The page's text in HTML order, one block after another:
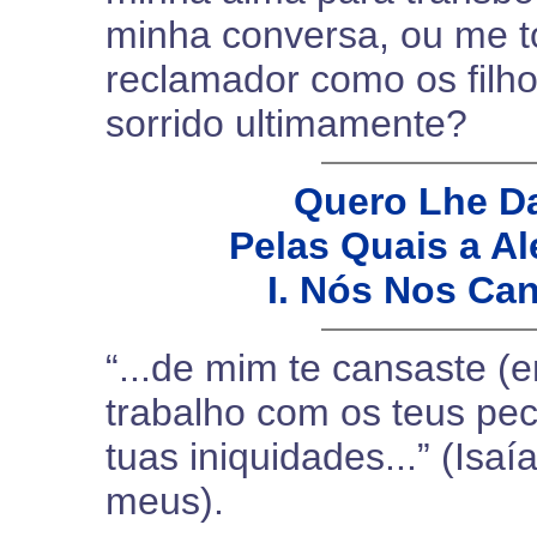
minha conversa, ou me
reclamador como os
sorrido ultimamente?
Quero Lhe
Pelas Quais a
I. Nós Nos
“...de mim te cansaste
trabalho com os teus
tuas iniquidades...”
meus).